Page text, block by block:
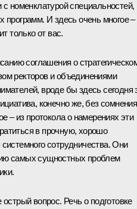
номенклатурой специальностей,
программ. И здесь очень многое –
только от вас.
соглашения о
ректоров и объединениями
вроде бы здесь сегодня
конечно же, без
– из протокола о намерениях эти
в прочную, хорошо
сотрудничества. Они
самых сущностных проблем
вопрос. Речь о подготовке